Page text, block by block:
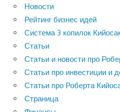
Новости
Рейтинг бизнес идей
Система 3 копилок
Статьи
Статьи и новости про
Статьи про инвестиции и
Статьи про Роберта
Страница